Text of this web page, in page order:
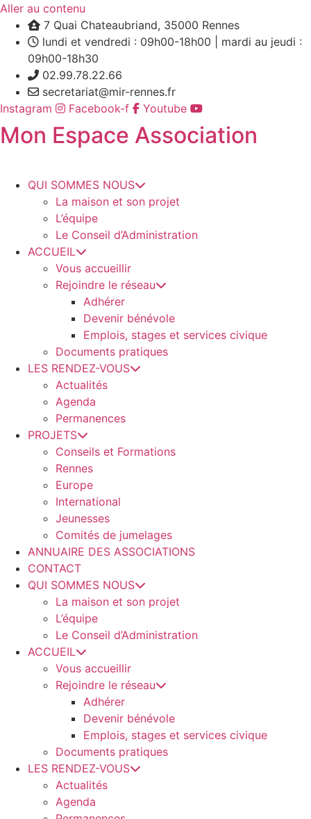
Aller au contenu
7 Quai Chateaubriand, 35000 Rennes
lundi et vendredi : 09h00-18h00 | mardi au jeudi :
09h00-18h30
02.99.78.22.66
secretariat@mir-rennes.fr
Instagram
Facebook-f Youtube
Mon Espace Association
QUI SOMMES NOUS
La maison et son projet
L’équipe
Le Conseil d’Administration
ACCUEIL
Vous accueillir
Rejoindre le réseau
Adhérer
Devenir bénévole
Emplois, stages et services civique
Documents pratiques
LES RENDEZ-VOUS
Actualités
Agenda
Permanences
PROJETS
Conseils et Formations
Rennes
Europe
International
Jeunesses
Comités de jumelages
ANNUAIRE DES ASSOCIATIONS
CONTACT
QUI SOMMES NOUS
La maison et son projet
L’équipe
Le Conseil d’Administration
ACCUEIL
Vous accueillir
Rejoindre le réseau
Adhérer
Devenir bénévole
Emplois, stages et services civique
Documents pratiques
LES RENDEZ-VOUS
Actualités
Agenda